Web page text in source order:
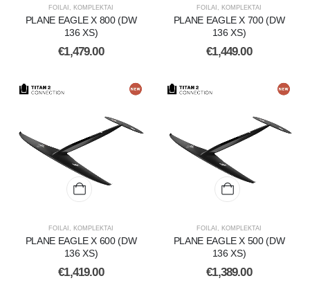
FOILAI KOMPLEKTAI
PLANE EAGLE X 800 (DW
136 XS)
€1,479.00
FOILAI KOMPLEKTAI
PLANE EAGLE X 700 (DW
136 XS)
€1,449.00
FOILAI KOMPLEKTAI
PLANE EAGLE X 600 (DW
136 XS)
€1,419.00
FOILAI KOMPLEKTAI
PLANE EAGLE X 500 (DW
136 XS)
€1,389.00